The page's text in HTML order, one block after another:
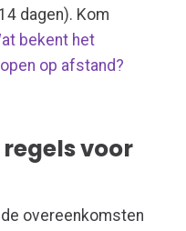
dagen). Kom
bekent het
op afstand?
voor
overeenkomsten